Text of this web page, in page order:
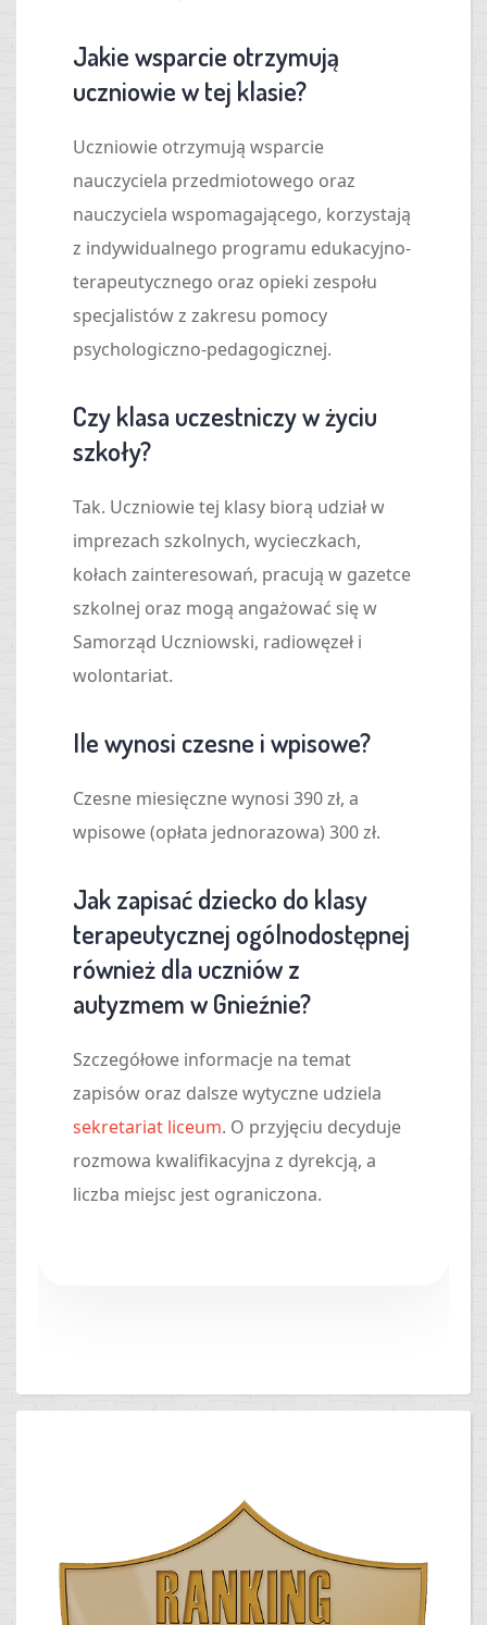
Jakie wsparcie otrzymują
uczniowie w tej klasie?
Uczniowie otrzymują wsparcie
nauczyciela przedmiotowego oraz
nauczyciela wspomagającego, korzystają
z indywidualnego programu edukacyjno-
terapeutycznego oraz opieki zespołu
specjalistów z zakresu pomocy
psychologiczno-pedagogicznej.
Czy klasa uczestniczy w życiu
szkoły?
Tak. Uczniowie tej klasy biorą udział w
imprezach szkolnych, wycieczkach,
kołach zainteresowań, pracują w gazetce
szkolnej oraz mogą angażować się w
Samorząd Uczniowski, radiowęzeł i
wolontariat.
Ile wynosi czesne i wpisowe?
Czesne miesięczne wynosi 390 zł, a
wpisowe (opłata jednorazowa) 300 zł.
Jak zapisać dziecko do klasy
terapeutycznej ogólnodostępnej
również dla uczniów z
autyzmem w Gnieźnie?
Szczegółowe informacje na temat
zapisów oraz dalsze wytyczne udziela
sekretariat liceum. O przyjęciu decyduje
rozmowa kwalifikacyjna z dyrekcją, a
liczba miejsc jest ograniczona.